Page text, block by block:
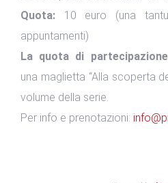
Quota: 10 euro (una
appuntamenti)
La quota di
una maglietta “Alla scoperta
volume della serie.
Per info e prenotazioni: